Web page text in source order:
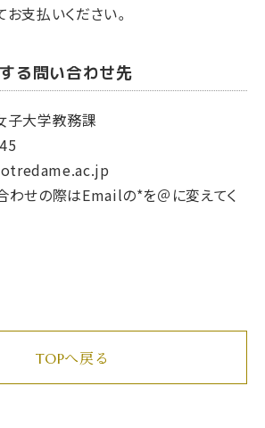
支払いください。
る問い合わせ先
子大学教務課
わせの際はEmailの*を＠に変えてく
TOPへ戻る